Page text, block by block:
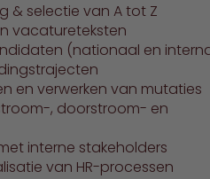
& selectie van A tot Z
vacatureteksten
(nationaal en
en verwerken van mutaties
, doorstroom- en
interne stakeholders
van HR-processen